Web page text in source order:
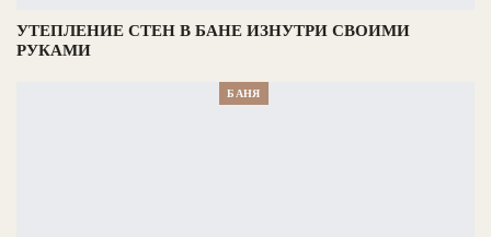
УТЕПЛЕНИЕ СТЕН В БАНЕ ИЗНУТРИ СВОИМИ
РУКАМИ
БАНЯ